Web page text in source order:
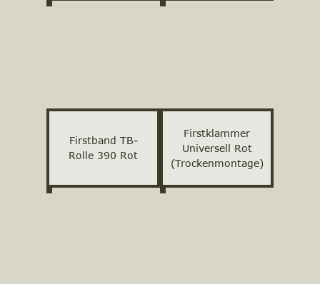
Firstband TB-
Rolle 390 Rot
Firstklammer
Universell Rot
(Trockenmontage)